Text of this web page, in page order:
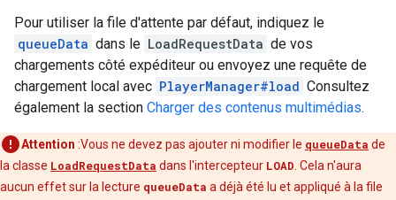
Pour utiliser la file d'attente par défaut, indiquez le
queueData dans le LoadRequestData de vos
chargements côté expéditeur ou envoyez une requête de
chargement local avec PlayerManager#load Consultez
également la section Charger des contenus multimédias.
Attention :Vous ne devez pas ajouter ni modifier le queueData de
la classe LoadRequestData dans l'intercepteur LOAD . Cela n'aura
aucun effet sur la lecture queueData a déjà été lu et appliqué à la file